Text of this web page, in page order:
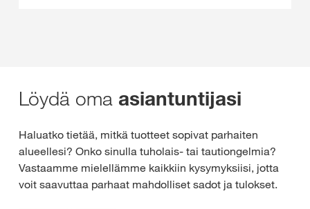
Löydä oma asiantuntijasi
Haluatko tietää, mitkä tuotteet sopivat parhaiten
alueellesi? Onko sinulla tuholais- tai tautiongelmia?
Vastaamme mielellämme kaikkiin kysymyksiisi, jotta
voit saavuttaa parhaat mahdolliset sadot ja tulokset.